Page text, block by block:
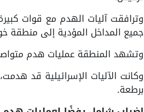
وترافقت آليات الهدم مع قوات
جميع المداخل المؤدية إلى منطقة
وتشهد المنطقة عمليات هدم
وكانت الآليات الإسرائيلية قد
برطعة.